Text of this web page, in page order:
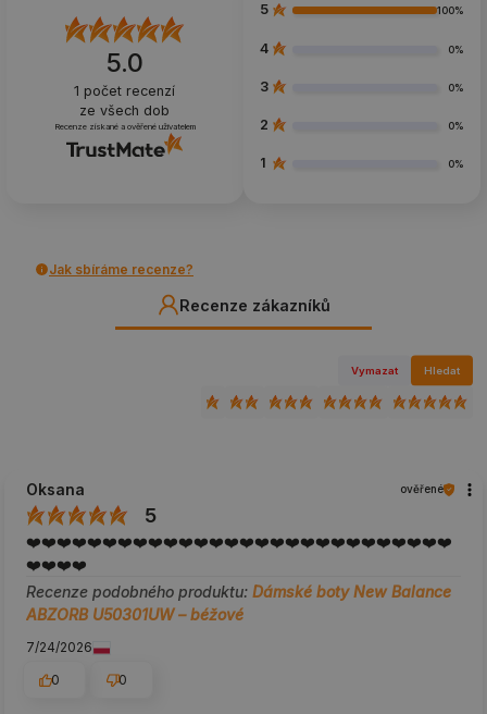
5.0
1 počet recenzí
ze všech dob
Recenze získané a ověřené uživatelem
5 100%
4 0%
3 0%
2 0%
1 0%
Jak sbíráme recenze?
Recenze zákazníků
Vymazat Hledat
Oksana ověřené
5
❤️❤️❤️❤️❤️❤️❤️❤️❤️❤️❤️❤️❤️❤️❤️❤️❤️❤️❤️❤️❤️❤️❤️❤️❤️❤️❤️❤️
❤️❤️❤️❤️
Recenze podobného produktu: Dámské boty New Balance
ABZORB U50301UW – béžové
7/24/2026
0
0